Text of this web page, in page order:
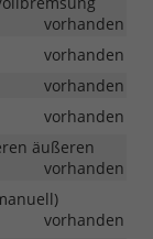
vorhanden
vorhanden
vorhanden
vorhanden
äußeren
vorhanden
vorhanden